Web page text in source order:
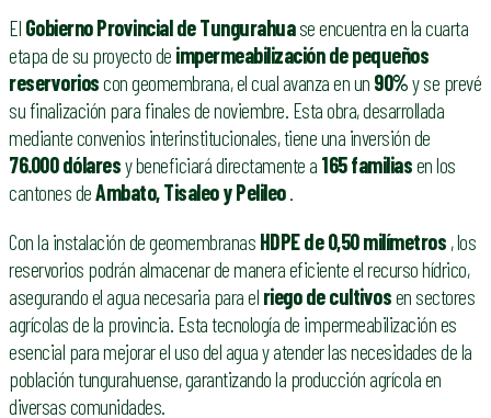
El Gobierno Provincial de Tungurahuase encuentra en la cuarta
etapa de su proyecto de impermeabilización de pequeños
reservorioscon geomembrana, el cual avanza en un 90%y se prevé
su finalización para finales de noviembre. Esta obra, desarrollada
mediante convenios interinstitucionales, tiene una inversión de
76.000 dólaresy beneficiará directamente a 165 familiasen los
cantones deAmbato, Tisaleo y Pelileo.
Con la instalación de geomembranas HDPE de 0,50 milímetros , los
reservorios podrán almacenar de manera eficiente el recurso hídrico,
asegurando el agua necesaria para el riego de cultivosen sectores
agrícolas de la provincia. Esta tecnología de impermeabilización es
esencial para mejorar el uso del agua y atender las necesidades de la
población tungurahuense, garantizando la producción agrícola en
diversas comunidades.